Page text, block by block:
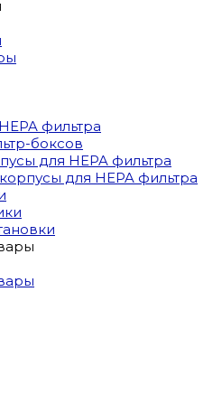
фильтра
боксов
для HEPA фильтра
для HEPA фильтра